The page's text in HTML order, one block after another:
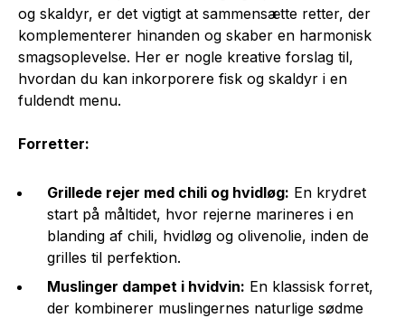
og skaldyr, er det vigtigt at sammensætte retter, der
komplementerer hinanden og skaber en harmonisk
smagsoplevelse. Her er nogle kreative forslag til,
hvordan du kan inkorporere fisk og skaldyr i en
fuldendt menu.
Forretter:
Grillede rejer med chili og hvidløg: En krydret
start på måltidet, hvor rejerne marineres i en
blanding af chili, hvidløg og olivenolie, inden de
grilles til perfektion.
Muslinger dampet i hvidvin: En klassisk forret,
der kombinerer muslingernes naturlige sødme